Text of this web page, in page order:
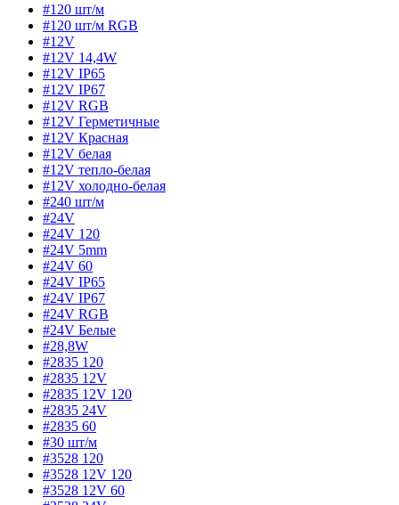
#120 шт/м
#120 шт/м RGB
#12V
#12V 14,4W
#12V IP65
#12V IP67
#12V RGB
#12V Герметичные
#12V Красная
#12V белая
#12V тепло-белая
#12V холодно-белая
#240 шт/м
#24V
#24V 120
#24V 5mm
#24V 60
#24V IP65
#24V IP67
#24V RGB
#24V Белые
#28,8W
#2835 120
#2835 12V
#2835 12V 120
#2835 24V
#2835 60
#30 шт/м
#3528 120
#3528 12V 120
#3528 12V 60